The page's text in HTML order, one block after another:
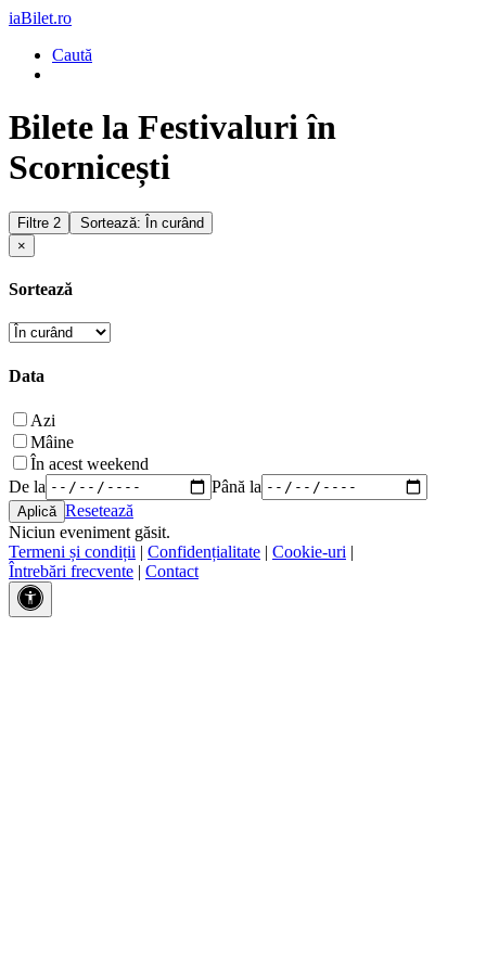
iaBilet.ro
Caută
Bilete la Festivaluri în
Scornicești
Filtre 2
Sortează: În curând
×
Sortează
Data
Azi
Mâine
În acest weekend
De la
Până la
Resetează
Niciun eveniment găsit.
Termeni și condiții | Confidențialitate | Cookie-uri |
Întrebări frecvente | Contact